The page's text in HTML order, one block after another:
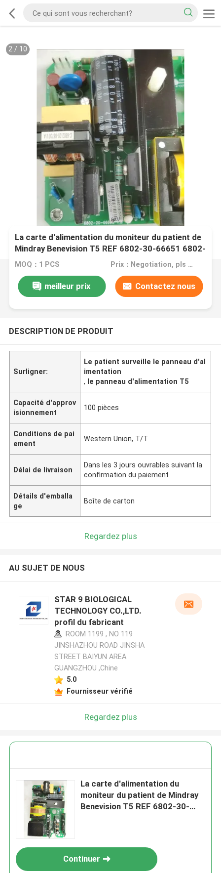
2/ 10
La carte d'alimentation du moniteur du patient de
Mindray Benevision T5 REF 6802-30-66651 6802-
20-6652
MOQ：1 PCS Prix：Negotiation, pls contact me
meilleur prix Contactez nous
DESCRIPTION DE PRODUIT
Surligner:
Le patient surveille le panneau d'al
imentation
, le panneau d'alimentation T5
Capacité d'approv
isionnement
100 pièces
Conditions de pai
ement
Western Union, T/T
Délai de livraison
Dans les 3 jours ouvrables suivant la
confirmation du paiement
Détails d'emballa
ge
Boîte de carton
Regardez plus
AU SUJET DE NOUS
STAR 9 BIOLOGICAL
TECHNOLOGY CO.,LTD.
profil du fabricant
ROOM 1199 , NO 119
JINSHAZHOU ROAD JINSHA
STREET BAIYUN AREA
GUANGZHOU ,Chine
5.0
Fournisseur vérifié
Regardez plus
La carte d'alimentation du
moniteur du patient de Mindray
Benevision T5 REF 6802-30-
Continuer